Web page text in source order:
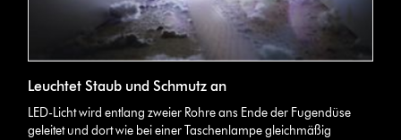
Leuchtet Staub und Schmutz an
LED-Licht wird entlang zweier Rohre ans Ende der Fugendüse
geleitet und dort wie bei einer Taschenlampe gleichmäßig